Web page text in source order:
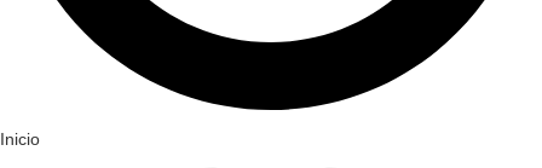
Inicio